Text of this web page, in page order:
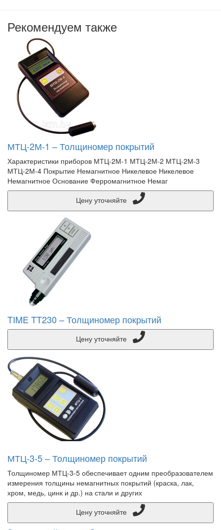
Рекомендуем также
МТЦ-2М-1 – Толщиномер покрытий
Характеристики приборов МТЦ-2М-1 МТЦ-2М-2 МТЦ-2М-3
МТЦ-2М-4 Покрытие Немагнитное Никелевое Никелевое
Немагнитное Основание Ферромагнитное Немаг
TIME TT230 – Толщиномер покрытий
МТЦ-3-5 – Толщиномер покрытий
Толщиномер МТЦ-3-5 обеспечивает одним преобразователем
измерения толщины немагнитных покрытий (краска, лак,
хром, медь, цинк и др.) на стали и других